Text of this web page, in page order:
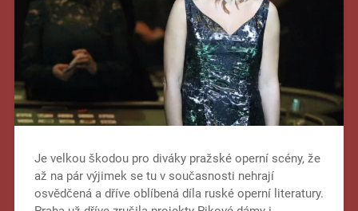
Je velkou škodou pro diváky pražské operní scény, že
až na pár výjimek se tu v současnosti nehrají
osvědčená a dříve oblíbená díla ruské operní literatury.